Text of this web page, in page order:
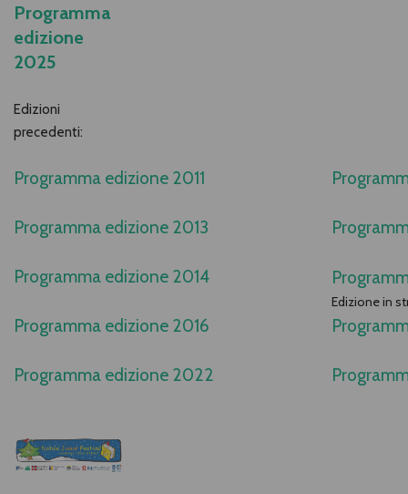
Programma
edizione
2025
Edizioni
precedenti:
Programma edizione 2011
Programma edizione 2013
Programma edizione 2014
Edizione in
Programma edizione 2016
Programma edizione 2022